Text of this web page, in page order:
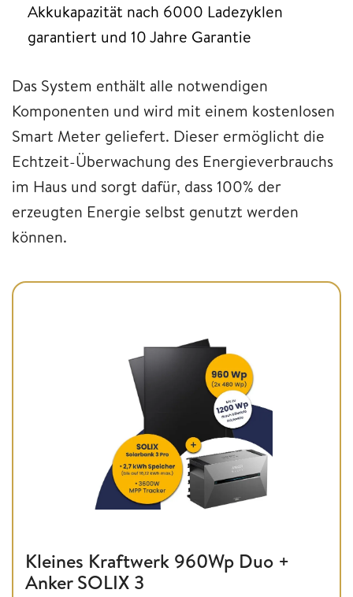
Akkukapazität nach 6000 Ladezyklen
garantiert und 10 Jahre Garantie
Das System enthält alle notwendigen
Komponenten und wird mit einem kostenlosen
Smart Meter geliefert. Dieser ermöglicht die
Echtzeit-Überwachung des Energieverbrauchs
im Haus und sorgt dafür, dass 100% der
erzeugten Energie selbst genutzt werden
können.
Kleines Kraftwerk 960Wp Duo +
Anker SOLIX 3